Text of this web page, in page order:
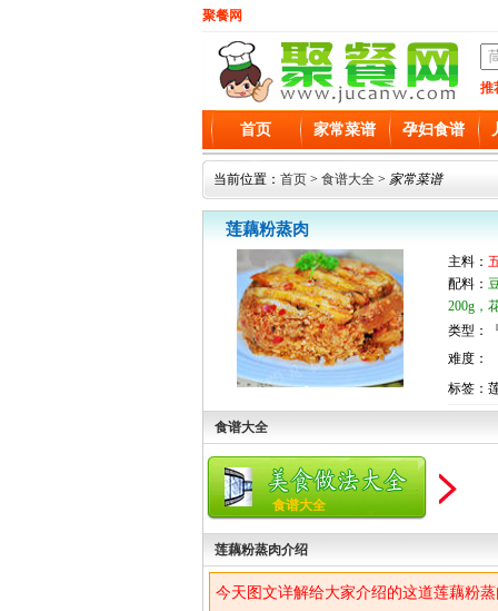
聚餐网
推
首页 家常菜谱 孕妇食谱
当前位置： 首页 > 食谱大全 > 家常菜谱
莲藕粉蒸肉
主料：
配料：
200g，
类型：
难度：
标签：
食谱大全
食谱大全
莲藕粉蒸肉介绍
今天图文详解给大家介绍的这道莲藕粉